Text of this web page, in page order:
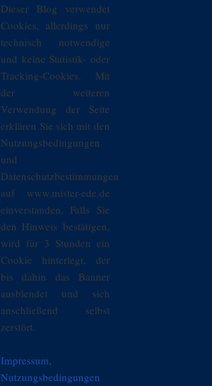
Dieser Blog verwendet
Cookies, allerdings nur
technisch notwendige
und keine Statistik- oder
Tracking-Cookies. Mit
der weiteren
Verwendung der Seite
erklären Sie sich mit den
Nutzungsbedingungen
und
Datenschutzbestimmungen
auf www.mister-ede.de
einverstanden. Falls Sie
den Hinweis bestätigen,
wird für 3 Stunden ein
Cookie hinterlegt, der
bis dahin das Banner
ausblendet und sich
anschließend selbst
zerstört.
Impressum,
Nutzungsbedingungen